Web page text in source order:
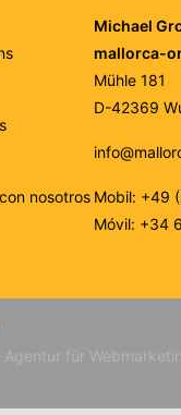
nosotros
Michael
mallorca-
Mühle 181
D-42369
Mobil: +49
Móvil: +34
Agentur für